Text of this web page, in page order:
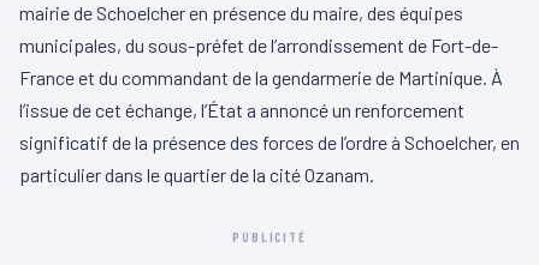
mairie de Schoelcher en présence du maire, des équipes
municipales, du sous-préfet de l’arrondissement de Fort-de-
France et du commandant de la gendarmerie de Martinique. À
l’issue de cet échange, l’État a annoncé un renforcement
significatif de la présence des forces de l’ordre à Schoelcher, en
particulier dans le quartier de la cité Ozanam.
PUBLICITÉ